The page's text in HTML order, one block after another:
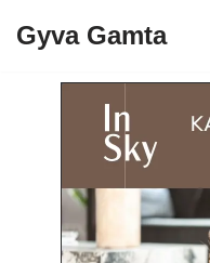
Gyva Gamta